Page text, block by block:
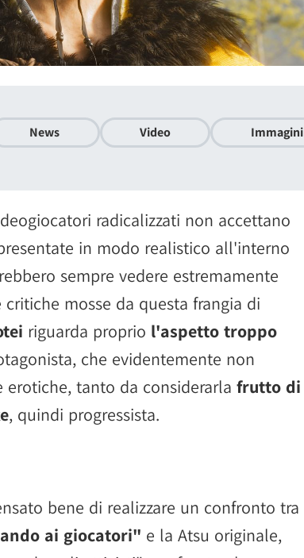
News Video Immagini
radicalizzati non accettano
in modo realistico all'interno
sempre vedere estremamente
critiche mosse da questa frangia di
riguarda proprio l'aspetto troppo
che evidentemente non
tanto da considerarla frutto di
, quindi progressista.
bene di realizzare un confronto tra
ai giocatori" e la Atsu originale,